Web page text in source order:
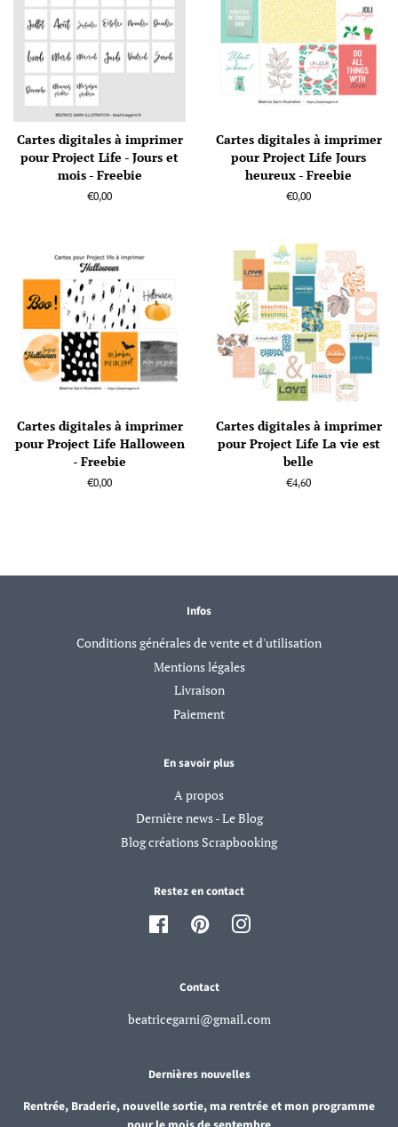
Cartes digitales à imprimer
pour Project Life - Jours et
mois - Freebie
Prix
€0,00
Cartes digitales à imprimer
pour Project Life Jours
heureux - Freebie
Prix
€0,00
Cartes digitales à imprimer
pour Project Life Halloween
- Freebie
Prix
€0,00
Cartes digitales à imprimer
pour Project Life La vie est
belle
Prix
€4,60
Infos
Conditions générales de vente et d'utilisation
Mentions légales
Livraison
Paiement
En savoir plus
A propos
Dernière news - Le Blog
Blog créations Scrapbooking
Restez en contact
FacebookPinterestInstagram
Contact
beatricegarni@gmail.com
Dernières nouvelles
Rentrée, Braderie, nouvelle sortie, ma rentrée et mon programme